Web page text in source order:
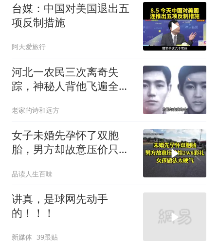
台媒：中国对美国退出五
项反制措施
阿天爱旅行
河北一农民三次离奇失
踪，神秘人背他飞遍全中
老家的诗和远方
女子未婚先孕怀了双胞
胎，男方却故意压价只给
品读人生百味
讲真，是球网先动手
的！！！
新媒体 39跟贴